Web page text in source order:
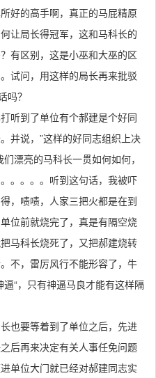
好的高手啊，真正的马屁精原
让局长得冠军，这和马科长的
有区别，这是小巫和大巫的区
试问，用这样的局长再来批驳
吗？
听到了单位有个郝建是个好同
并说，”这样的好同志组织上决
漂亮的马科长一贯如何如何，
。。。。听到这句话，我被吓
，啧啧，人家三把火都是在到
位前就烧完了，真是有隔空烧
马科长烧死了，又把郝建烧转
不，雷厉风行不能形容了，牛
“，只有神逼马良才能有这样隔
也要等着到了单位之后，先进
后再来决定有关人事任免问题
单位大门就已经对郝建同志实